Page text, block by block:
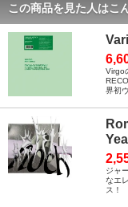
この商品を見た人はこ
Virgo
界初
ジャ
なエ
ス！